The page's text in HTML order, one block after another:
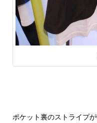
ポケット裏のストライプ